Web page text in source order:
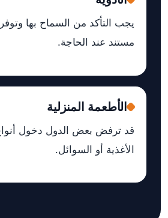
يجب التأكد من السماح بها
مستند عند الحاجة.
الأطعمة المنزلية
قد ترفض بعض الدول دخول
الأغذية أو السوائل.